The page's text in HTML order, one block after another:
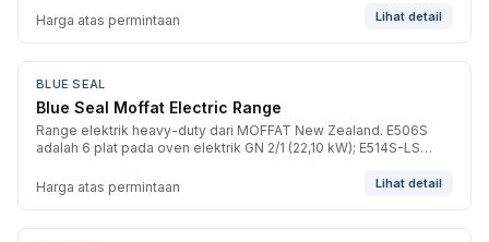
Harga atas permintaan Lihat detail
BARU
BLUE SEAL
Blue Seal Moffat Electric Range
Range elektrik heavy-duty dari MOFFAT New Zealand. E506S
adalah 6 plat pada oven elektrik GN 2/1 (22,10 kW); E514S-LS
adalah 6 plat dengan leg stand.
Harga atas permintaan Lihat detail